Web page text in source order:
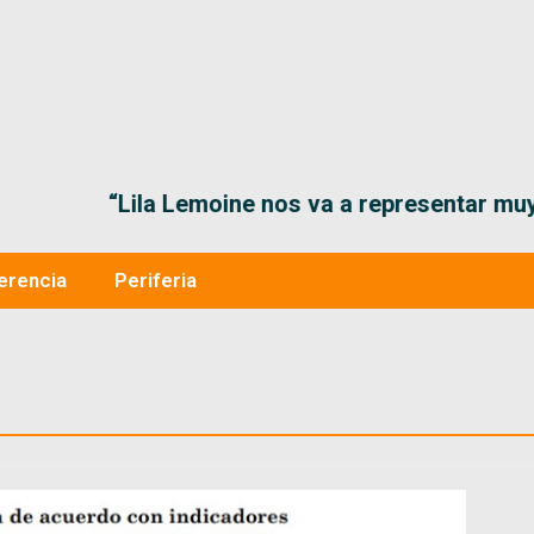
“Lila Lemoine nos va a representar muy bien
Periferia